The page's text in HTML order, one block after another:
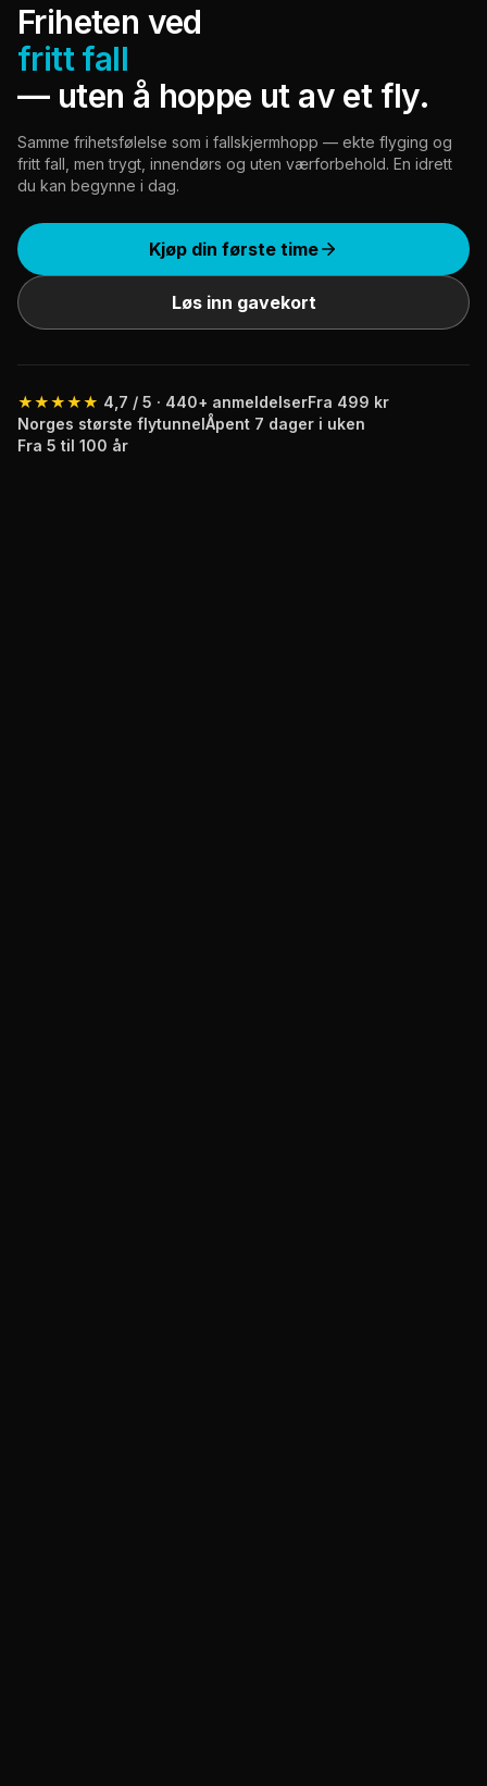
Friheten ved
fritt fall
— uten å hoppe ut av et fly.
Samme frihetsfølelse som i fallskjermhopp — ekte flyging og
fritt fall, men trygt, innendørs og uten værforbehold. En idrett
du kan begynne i dag.
Kjøp din første time
Løs inn gavekort
★★★★★ 4,7 / 5 · 440+ anmeldelserFra 499 kr
Norges største flytunnelÅpent 7 dager i uken
Fra 5 til 100 år